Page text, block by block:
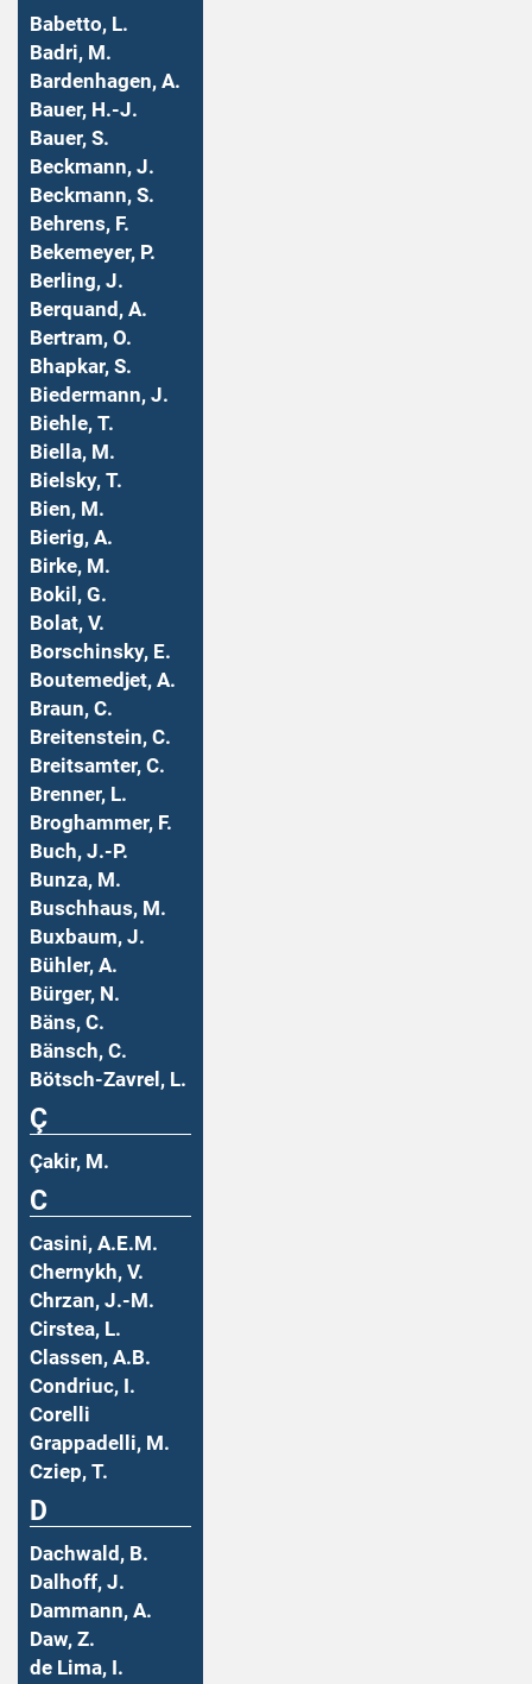
Babetto, L.
Badri, M.
Bardenhagen, A.
Bauer, H.-J.
Bauer, S.
Beckmann, J.
Beckmann, S.
Behrens, F.
Bekemeyer, P.
Berling, J.
Berquand, A.
Bertram, O.
Bhapkar, S.
Biedermann, J.
Biehle, T.
Biella, M.
Bielsky, T.
Bien, M.
Bierig, A.
Birke, M.
Bokil, G.
Bolat, V.
Borschinsky, E.
Boutemedjet, A.
Braun, C.
Breitenstein, C.
Breitsamter, C.
Brenner, L.
Broghammer, F.
Buch, J.-P.
Bunza, M.
Buschhaus, M.
Buxbaum, J.
Bühler, A.
Bürger, N.
Bäns, C.
Bänsch, C.
Bötsch-Zavrel, L.
Ç
Çakir, M.
C
Casini, A.E.M.
Chernykh, V.
Chrzan, J.-M.
Cirstea, L.
Classen, A.B.
Condriuc, I.
Corelli
Grappadelli, M.
Cziep, T.
D
Dachwald, B.
Dalhoff, J.
Dammann, A.
Daw, Z.
de Lima, I.